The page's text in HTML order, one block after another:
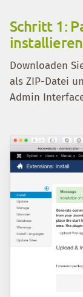
Schritt 1:
installieren
Downloaden
als ZIP-Datei
Admin